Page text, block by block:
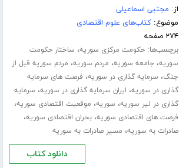
از: مجتبی اسماعیلی
موضوع:کتاب‌های علوم اقتصادی
۲۷۴ صفحه
برچسب‌ها:حکومت مرکزی سوریه، ساختار حکومت
سوریه، جامعه سوریه، مردم سوریه، مردم سوریه قبل از
جنگ، سرمایه گذاری در سوریه، فرصت های سرمایه
گذاری در سوریه، ایران سرمایه گذاری در سوریه، سرمایه
گذاری در لیر سوریه، سوریه، موقعیت اقتصادی سوریه،
فرصت های اقتصادی سوریه،بحران اقتصادی سوریه،
صادرات به سوریه، مسیر صادرات به سوریه
دانلود کتاب